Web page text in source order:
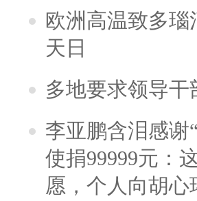
欧洲高温致多
天日
多地要求领导干
李亚鹏含泪感谢
使捐99999元：
愿，个人向胡心